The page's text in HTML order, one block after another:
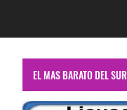
EL MAS BARATO DEL SUR